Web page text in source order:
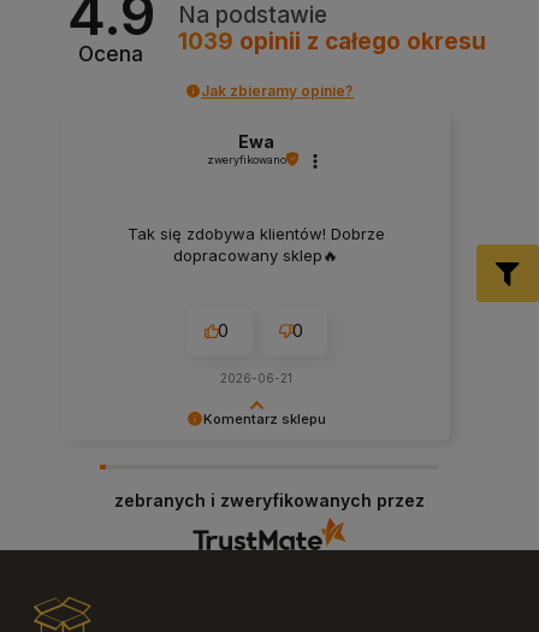
Ocena
Na podstawie
1039 opinii z całego okresu
Jak zbieramy opinie?
Komentarz sklepu
możemy zapewnić odpowiednią obsługę tak
świetnym klientom. Dziękujemy raz jeszcze!
Ewa
zweryfikowano
Tak się zdobywa klientów! Dobrze
dopracowany sklep🔥
0 0
2026-06-21
zebranych i zweryfikowanych przez